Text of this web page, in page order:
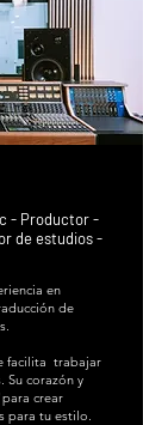
- Productor -
de estudios -
en
de
facilita trabajar
Su corazón y
para crear
para tu estilo.